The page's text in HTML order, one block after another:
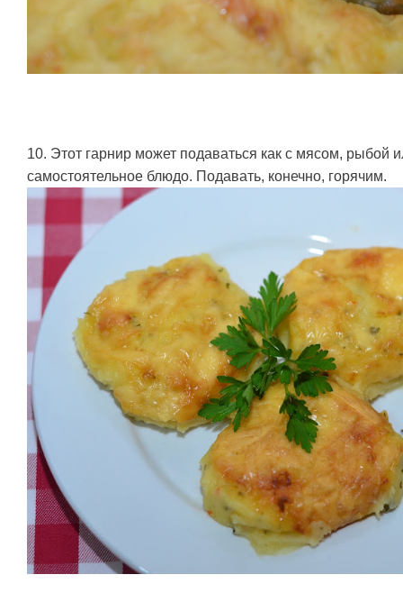
10. Этот гарнир может подаваться как с мясом, рыбой
самостоятельное блюдо. Подавать, конечно, горячим.